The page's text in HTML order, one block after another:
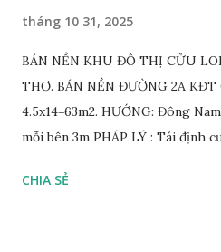
tháng 10 31, 2025
BÁN NỀN KHU ĐÔ THỊ CỬU
THƠ. BÁN NỀN ĐƯỜNG 2A
4.5x14=63m2. HƯỚNG: Đông
mỗi bên 3m PHÁP LÝ : Tái định
thông đường Làng Hoa, đường
CHIA SẺ